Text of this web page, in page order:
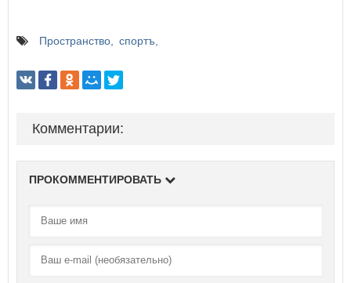
Пространство спортъ
Комментарии:
ПРОКОММЕНТИРОВАТЬ